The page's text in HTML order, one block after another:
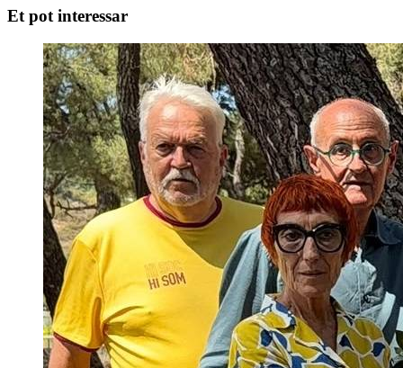
Et pot interessar